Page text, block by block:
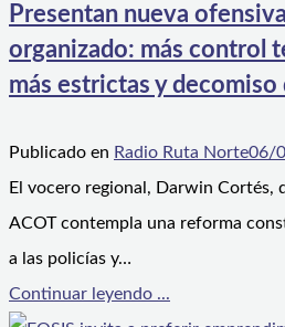
Presentan nueva
organizado: más control
más estrictas y decomiso
Publicado en Radio Ruta Norte06/
El vocero regional, Darwin Cortés,
ACOT contempla una reforma
a las policías y…
Continuar leyendo ...